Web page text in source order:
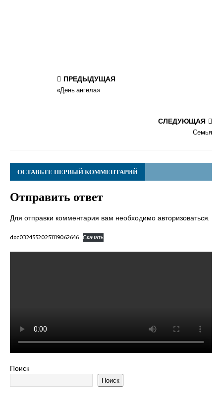
ПРЕДЫДУЩАЯ
«День ангела»
СЛЕДУЮЩАЯ
Семья
ОСТАВЬТЕ ПЕРВЫЙ КОММЕНТАРИЙ
Отправить ответ
Для отправки комментария вам необходимоавторизоваться.
doc03245520251119062646 Скачать
Поиск
Поиск